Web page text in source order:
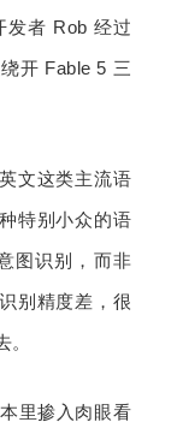
发者 Rob 经过
开 Fable 5 三
文这类主流语
特别小众的语
图识别，而非
别精度差，很
里掺入肉眼看